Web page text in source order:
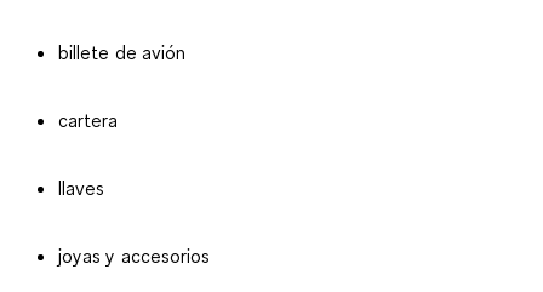
billete de avión
cartera
llaves
joyas y accesorios